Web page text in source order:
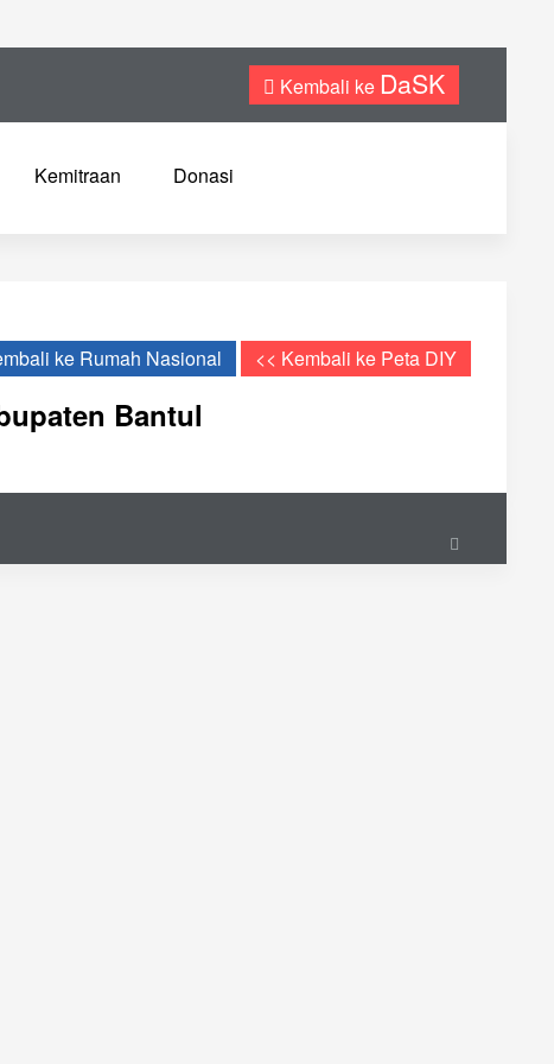
Kembali ke DaSK
Kemitraan Donasi
ke Rumah Nasional << Kembali ke Peta DIY
Bantul